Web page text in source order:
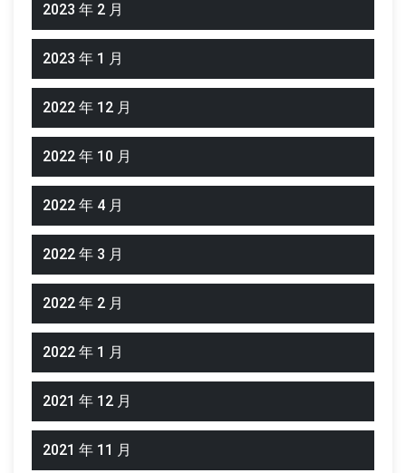
2023 年 2 月
2023 年 1 月
2022 年 12 月
2022 年 10 月
2022 年 4 月
2022 年 3 月
2022 年 2 月
2022 年 1 月
2021 年 12 月
2021 年 11 月